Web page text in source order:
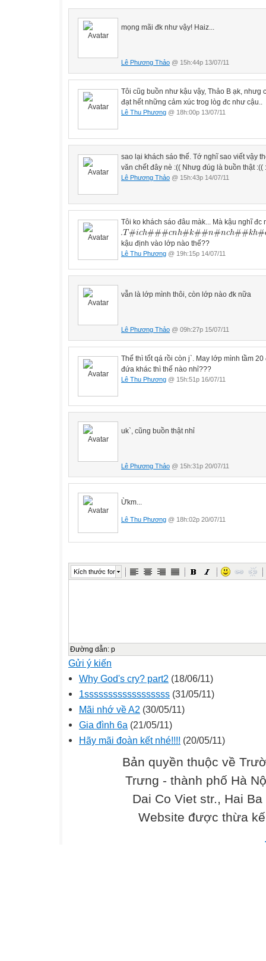
mọng mãi đk như vậy! Haiz...
Lê Phương Thảo @ 15h:44p 13/07/11
Tôi cũg buồn như kậu vậy, Thảo B ạk, nhưg
đạt hết những cảm xúc trog lòg đc như cậu..
Lê Thu Phương @ 18h:00p 13/07/11
sao lại khách sáo thế. Tớ nghĩ sao viết vậy
văn chết đây nè :(( Nhưg đúg là buồn thật :((
Lê Phương Thảo @ 15h:43p 14/07/11
Tôi ko khách sáo đâu màk... Mà kậu nghĩ
kậu định vào lớp nào thế??
Lê Thu Phương @ 19h:15p 14/07/11
vẫn là lớp mình thôi, còn lớp nào đk nữa
Lê Phương Thảo @ 09h:27p 15/07/11
Thế thì tốt qá rồi còn j`. May lớp mình tầm
đứa khác thì thế nào nhỉ???
Lê Thu Phương @ 15h:51p 16/07/11
uk`, cũng buồn thật nhỉ
Lê Phương Thảo @ 15h:31p 20/07/11
Ừkm...
Lê Thu Phương @ 18h:02p 20/07/11
Kích thước font
Đường dẫn: p
Gửi ý kiến
Why God's cry? part2 (18/06/11)
1ssssssssssssssssss (31/05/11)
Mãi nhớ về A2 (30/05/11)
Gia đình 6a (21/05/11)
Hãy mãi đoàn kết nhé!!!! (20/05/11)
Bản quyền thuộc về
Trưng - thành phố Hà
Dai Co Viet str., Hai
Website được thừa